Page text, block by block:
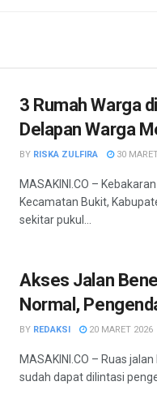
3 Rumah Warga
Delapan Warga
BY RISKA ZULFIRA 30
MASAKINI.CO –
Kecamatan Bukit,
sekitar pukul...
Akses Jalan
Normal,
BY REDAKSI 20 MARET 2026
MASAKINI.CO – Ruas
sudah dapat dilintasi